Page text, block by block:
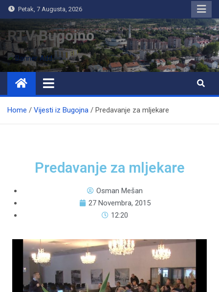
Petak, 7 Augusta, 2026
RTV Bugojno
Home Vijesti iz Bugojna Predavanje za mljekare
Predavanje za mljekare
Osman Mešan
27 Novembra, 2015
12:20